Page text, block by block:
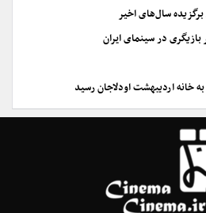
در سینمای ایران
اردیبهشت اودلاجان رسید